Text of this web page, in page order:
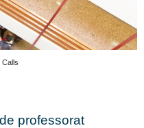
Calls
professorat